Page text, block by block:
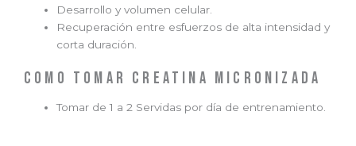
Desarrollo y volumen celular.
Recuperación entre esfuerzos de alta intensidad y
corta duración.
Como tomar creatina micronizada
Tomar de 1 a 2 Servidas por día de entrenamiento.